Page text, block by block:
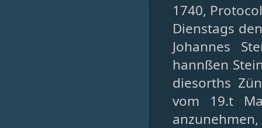
1740,
Dienstags
Johannes
hannßen
diesorths
vom 19.t